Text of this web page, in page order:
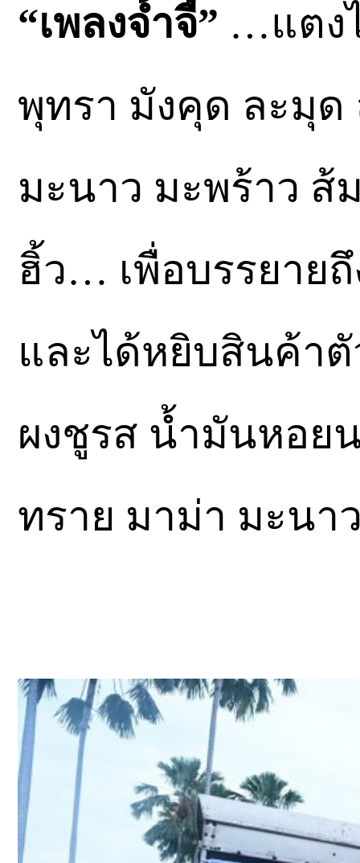
“เพลงจ้ำจี้” …แตง
พุทรา มังคุด ละมุด
มะนาว มะพร้าว ส้
ฮิ้ว… เพื่อบรรยาย
และได้หยิบสินค้าตั
ผงชูรส น้ำมันหอย
ทราย มาม่า มะนา